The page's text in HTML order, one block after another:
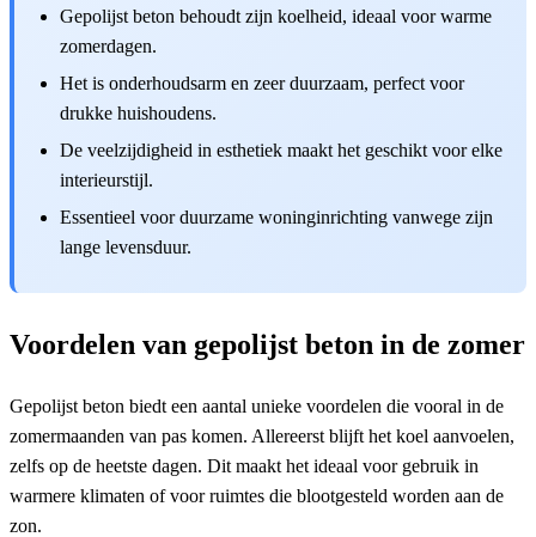
Gepolijst beton behoudt zijn koelheid, ideaal voor warme
zomerdagen.
Het is onderhoudsarm en zeer duurzaam, perfect voor
drukke huishoudens.
De veelzijdigheid in esthetiek maakt het geschikt voor elke
interieurstijl.
Essentieel voor duurzame woninginrichting vanwege zijn
lange levensduur.
Voordelen van gepolijst beton in de zomer
Gepolijst beton biedt een aantal unieke voordelen die vooral in de
zomermaanden van pas komen. Allereerst blijft het koel aanvoelen,
zelfs op de heetste dagen. Dit maakt het ideaal voor gebruik in
warmere klimaten of voor ruimtes die blootgesteld worden aan de
zon.